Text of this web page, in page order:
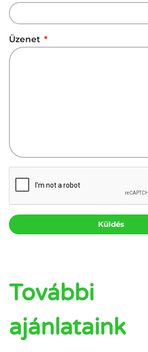
Üzenet
Küldés
További
ajánlataink